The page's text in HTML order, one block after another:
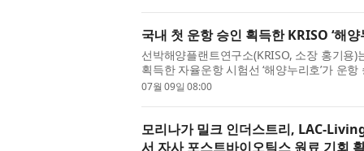
국내 첫 운항 승인 획득한 KRISO ‘해
선박해양플랜트연구소(KRISO, 소장 홍기용
획득한 자율운항 시험선 ‘해양누리호’가 운
실해역 실증을 본격화했다고 9일 밝혔다. AI
07월 09일 08:00
모리나가 밀크 인더스트리, LAC-
서 자사 포스트바이오틱스 원료 기회